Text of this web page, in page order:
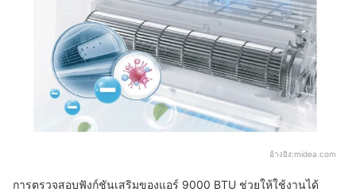
อ้างอิง:midea.com
การตรวจสอบฟังก์ชันเสริมของแอร์ 9000 BTU ช่วยให้ใช้งานได้